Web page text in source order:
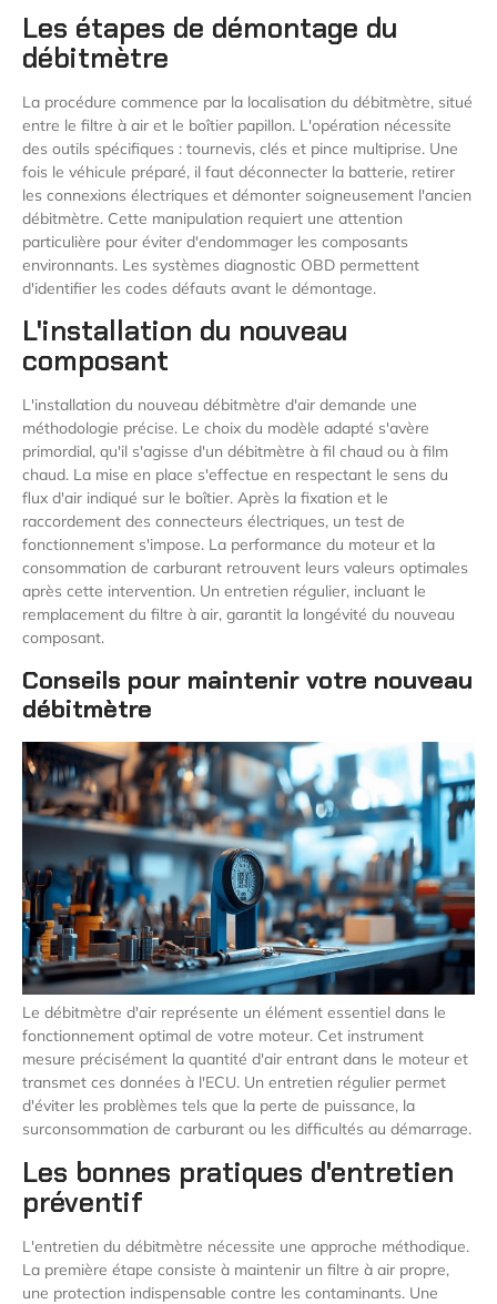
Les étapes de démontage du
débitmètre
La procédure commence par la localisation du débitmètre, situé
entre le filtre à air et le boîtier papillon. L'opération nécessite
des outils spécifiques : tournevis, clés et pince multiprise. Une
fois le véhicule préparé, il faut déconnecter la batterie, retirer
les connexions électriques et démonter soigneusement l'ancien
débitmètre. Cette manipulation requiert une attention
particulière pour éviter d'endommager les composants
environnants. Les systèmes diagnostic OBD permettent
d'identifier les codes défauts avant le démontage.
L'installation du nouveau
composant
L'installation du nouveau débitmètre d'air demande une
méthodologie précise. Le choix du modèle adapté s'avère
primordial, qu'il s'agisse d'un débitmètre à fil chaud ou à film
chaud. La mise en place s'effectue en respectant le sens du
flux d'air indiqué sur le boîtier. Après la fixation et le
raccordement des connecteurs électriques, un test de
fonctionnement s'impose. La performance du moteur et la
consommation de carburant retrouvent leurs valeurs optimales
après cette intervention. Un entretien régulier, incluant le
remplacement du filtre à air, garantit la longévité du nouveau
composant.
Conseils pour maintenir votre nouveau
débitmètre
Le débitmètre d'air représente un élément essentiel dans le
fonctionnement optimal de votre moteur. Cet instrument
mesure précisément la quantité d'air entrant dans le moteur et
transmet ces données à l'ECU. Un entretien régulier permet
d'éviter les problèmes tels que la perte de puissance, la
surconsommation de carburant ou les difficultés au démarrage.
Les bonnes pratiques d'entretien
préventif
L'entretien du débitmètre nécessite une approche méthodique.
La première étape consiste à maintenir un filtre à air propre,
une protection indispensable contre les contaminants. Une